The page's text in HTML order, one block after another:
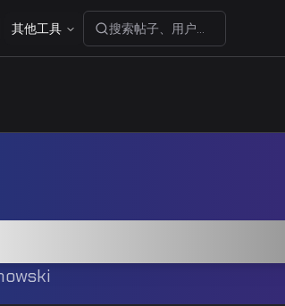
其他工具 搜索帖子、用户或分享码...